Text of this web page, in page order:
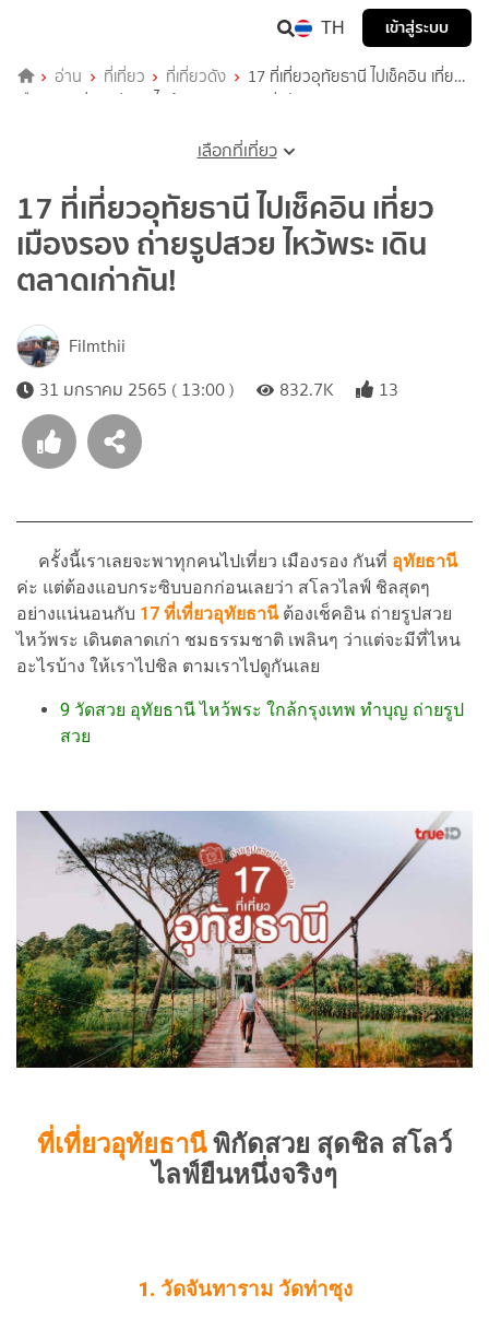
TH เข้าสู่ระบบ
อ่าน ที่เที่ยว ที่เที่ยวดัง
17 ที่เที่ยวอุทัยธานี ไปเช็คอิน เที่ยว
เมืองรอง ถ่ายรูปสวย ไหว้พระ เดินตลาดเก่ากัน!
เลือกที่เที่ยว
17 ที่เที่ยวอุทัยธานี ไปเช็คอิน เที่ยว
เมืองรอง ถ่ายรูปสวย ไหว้พระ เดิน
ตลาดเก่ากัน!
Filmthii
31 มกราคม 2565 ( 13:00 )
832.7K 13
ครั้งนี้เราเลยจะพาทุกคนไปเที่ยว เมืองรอง กันที่ อุทัยธานี
ค่ะ แต่ต้องแอบกระซิบบอกก่อนเลยว่า สโลวไลฟ์ ชิลสุดๆ
อย่างแน่นอนกับ 17 ที่เที่ยวอุทัยธานีต้องเช็คอิน ถ่ายรูปสวย
ไหว้พระ เดินตลาดเก่า ชมธรรมชาติ เพลินๆ ว่าแต่จะมีที่ไหน
อะไรบ้าง ให้เราไปชิล ตามเราไปดูกันเลย
9 วัดสวย อุทัยธานี ไหว้พระ ใกล้กรุงเทพ ทำบุญ ถ่ายรูป
สวย
ที่เที่ยวอุทัยธานีพิกัดสวย สุดชิล สโลว์
ไลฟ์ยืนหนึ่งจริงๆ
1. วัดจันทาราม วัดท่าซุง